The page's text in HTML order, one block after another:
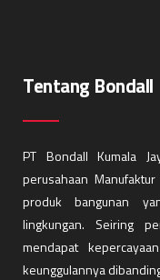
Tentang Bondall
PT Bondall Kumala
perusahaan
produk bangunan
lingkungan. Seiring
mendapat
keunggulannya